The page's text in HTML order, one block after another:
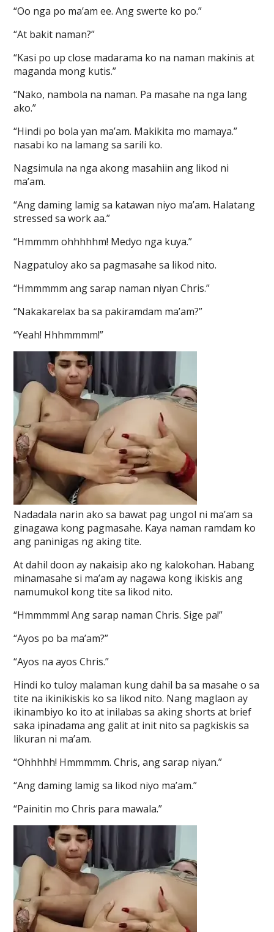
“Oo nga po ma’am ee. Ang swerte ko po.”
“At bakit naman?”
“Kasi po up close madarama ko na naman makinis at
maganda mong kutis.”
“Nako, nambola na naman. Pa masahe na nga lang
ako.”
“Hindi po bola yan ma’am. Makikita mo mamaya.”
nasabi ko na lamang sa sarili ko.
Nagsimula na nga akong masahiin ang likod ni
ma’am.
“Ang daming lamig sa katawan niyo ma’am. Halatang
stressed sa work aa.”
“Hmmmm ohhhhhm! Medyo nga kuya.”
Nagpatuloy ako sa pagmasahe sa likod nito.
“Hmmmmm ang sarap naman niyan Chris.”
“Nakakarelax ba sa pakiramdam ma’am?”
“Yeah! Hhhmmmm!”
Nadadala narin ako sa bawat pag ungol ni ma’am sa
ginagawa kong pagmasahe. Kaya naman ramdam ko
ang paninigas ng aking tite.
At dahil doon ay nakaisip ako ng kalokohan. Habang
minamasahe si ma’am ay nagawa kong ikiskis ang
namumukol kong tite sa likod nito.
“Hmmmmm! Ang sarap naman Chris. Sige pa!”
“Ayos po ba ma’am?”
“Ayos na ayos Chris.”
Hindi ko tuloy malaman kung dahil ba sa masahe o sa
tite na ikinikiskis ko sa likod nito. Nang maglaon ay
ikinambiyo ko ito at inilabas sa aking shorts at brief
saka ipinadama ang galit at init nito sa pagkiskis sa
likuran ni ma’am.
“Ohhhhh! Hmmmmm. Chris, ang sarap niyan.”
“Ang daming lamig sa likod niyo ma’am.”
“Painitin mo Chris para mawala.”